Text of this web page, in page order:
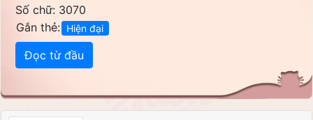
Số chữ: 3070
Gắn thẻ: Hiện đại
Đọc từ đầu